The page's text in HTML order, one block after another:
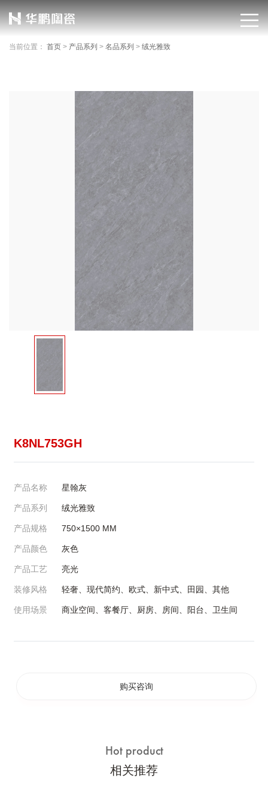
当前位置： 首页 > 产品系列 > 名品系列 > 绒光雅致
K8NL753GH
产品名称 星翰灰
产品系列 绒光雅致
产品规格 750×1500 MM
产品颜色 灰色
产品工艺 亮光
装修风格 轻奢、现代简约、欧式、新中式、田园、其他
使用场景 商业空间、客餐厅、厨房、房间、阳台、卫生间
购买咨询
Hot product
相关推荐